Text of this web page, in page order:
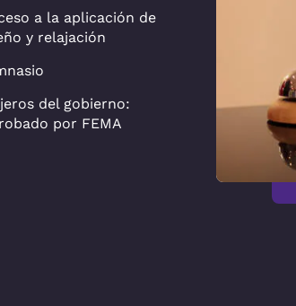
a la aplicación de
y relajación
del gobierno:
por FEMA